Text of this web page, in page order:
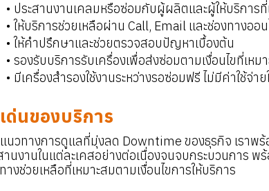
ประสานงานเคลมหรือซ่อมกับผู้ผลิตและผู้ให้บริการที่
ให้บริการช่วยเหลือผ่าน Call, Email และช่องทางออ
ให้คำปรึกษาและช่วยตรวจสอบปัญหาเบื้องต้น
รองรับบริการรับเครื่องเพื่อส่งซ่อมตามเงื่อนไขที่เหม
มีเครื่องสำรองใช้งานระหว่างรอซ่อมฟรี ไม่มีค่าใช้จ่าย
ด่นของบริการ
นวทางการดูแลที่มุ่งลด Downtime ของธุรกิจ เราพ
านงานในแต่ละเคสอย่างต่อเนื่องจนจบกระบวนการ พ
างช่วยเหลือที่เหมาะสมตามเงื่อนไขการให้บริการ